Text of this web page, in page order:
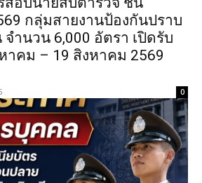
กลุ่มสายงานป้องกันปราบ
ำนวน 6,000 อัตรา เปิดรับ
าคม – 19 สิงหาคม 2569
0